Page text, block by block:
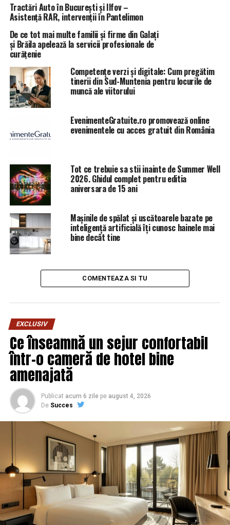
Lovitură după lovitură pentru Tudorel Toader. Anchetă
împotriva ministrului Justiției | Capitala24
Tractări Auto în București și Ilfov –
Asistență RAR, intervenții în Pantelimon
De ce tot mai multe familii și firme din Galați
și Brăila apelează la servicii profesionale de
curățenie
Competențe verzi și digitale: Cum pregătim
tinerii din Sud-Muntenia pentru locurile de
muncă ale viitorului
EvenimenteGratuite.ro promovează online
evenimentele cu acces gratuit din România
Tot ce trebuie sa stii inainte de Summer Well
2026. Ghidul complet pentru editia
aniversara de 15 ani
Mașinile de spălat și uscătoarele bazate pe
inteligență artificială îți cunosc hainele mai
bine decât tine
COMENTEAZA SI TU
EXCLUSIV
Ce înseamnă un sejur confortabil
într-o cameră de hotel bine
amenajată
Publicat acum 6 zile pe august 4, 2026
De Succes